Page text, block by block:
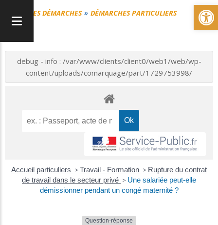
MES DÉMARCHES DÉMARCHES PARTICULIERS
debug - info : /var/www/clients/client0/web1/web/wp-
content/uploads/comarquage/part/1729753998/
Accueil particuliers > Travail - Formation > Rupture du contrat
de travail dans le secteur privé > Une salariée peut-elle
démissionner pendant un congé maternité ?
Question-réponse